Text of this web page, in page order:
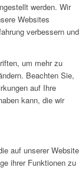
werden. Wir
Websites
verbessern und
um mehr zu
Beachten Sie,
auf Ihre
kann, die wir
auf unserer Website
ihrer Funktionen zu